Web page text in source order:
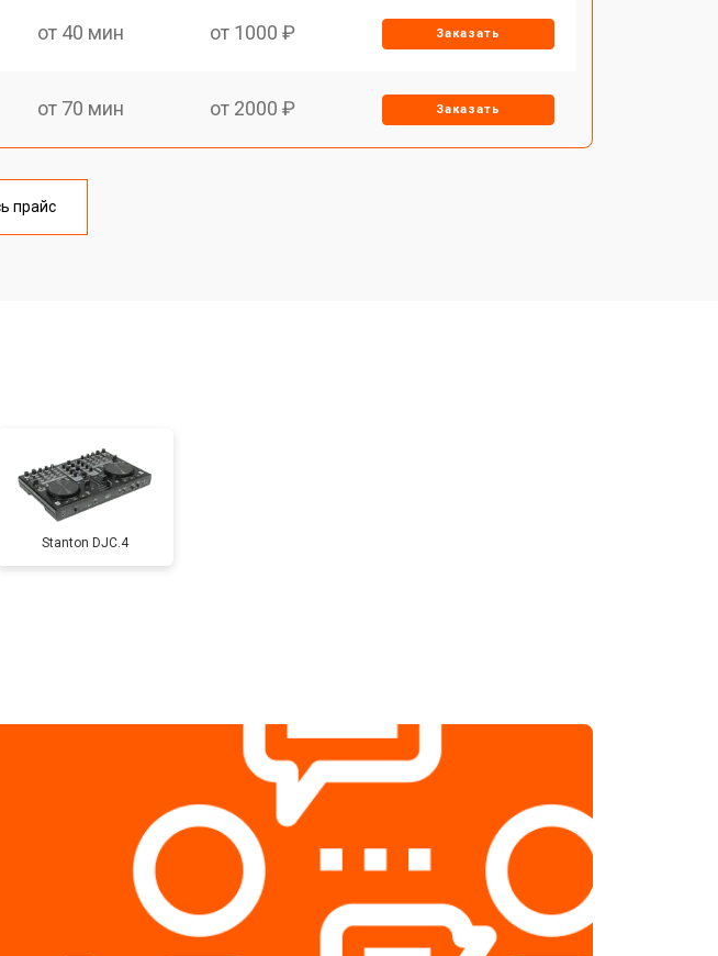
от 40 мин от 1000 ₽ Заказать
от 70 мин от 2000 ₽ Заказать
от 50 мин
прайс
Stanton DJC.4